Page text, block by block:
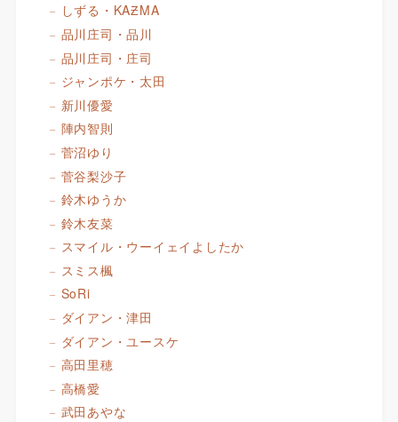
しずる・KAƵMA
品川庄司・品川
品川庄司・庄司
ジャンポケ・太田
新川優愛
陣内智則
菅沼ゆり
菅谷梨沙子
鈴木ゆうか
鈴木友菜
スマイル・ウーイェイよしたか
スミス楓
SoRi
ダイアン・津田
ダイアン・ユースケ
高田里穂
高橋愛
武田あやな